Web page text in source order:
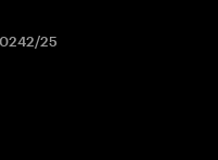
25